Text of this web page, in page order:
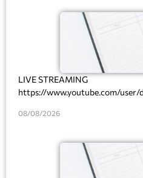
LIVE STREAMING
https://www.youtube.com/user/
08/08/2026